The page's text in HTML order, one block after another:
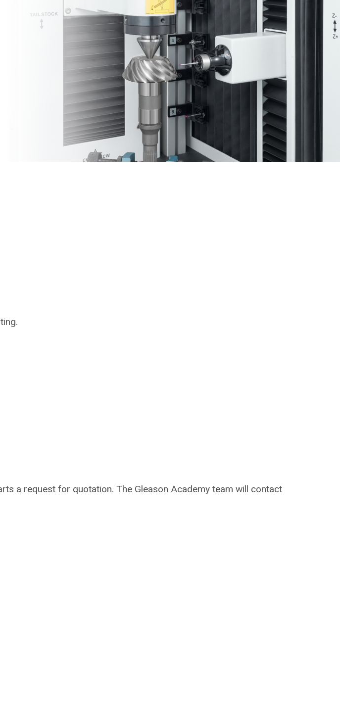
a request for quotation. The Gleason Academy team will contact